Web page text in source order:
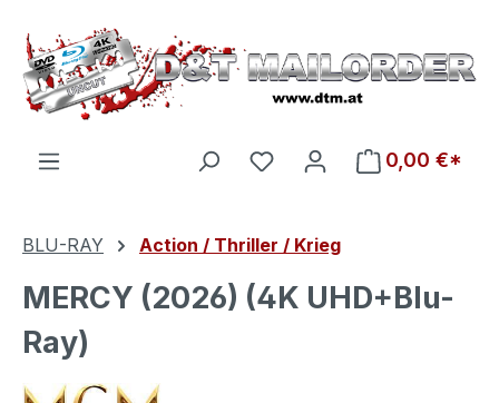
Zum Hauptinhalt springen
Du hast 0 Produkte auf
0,00 €*
BLU-RAY Action / Thriller / Krieg
MERCY (2026) (4K UHD+Blu-
Ray)